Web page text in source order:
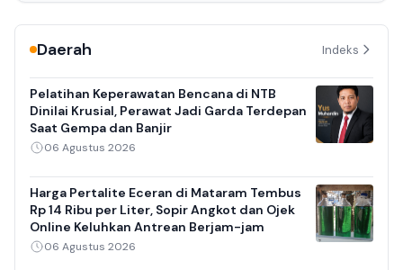
Daerah Indeks
Pelatihan Keperawatan Bencana di NTB
Dinilai Krusial, Perawat Jadi Garda Terdepan
Saat Gempa dan Banjir
06 Agustus 2026
Harga Pertalite Eceran di Mataram Tembus
Rp 14 Ribu per Liter, Sopir Angkot dan Ojek
Online Keluhkan Antrean Berjam-jam
06 Agustus 2026